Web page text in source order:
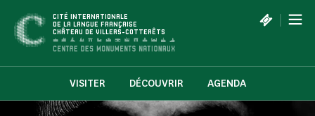
CITÉ INTERNATIONALE
DE LA LANGUE FRANÇAISE
CHÂTEAU DE VILLERS-COTTERÊTS
|
VISITER DÉCOUVRIR AGENDA